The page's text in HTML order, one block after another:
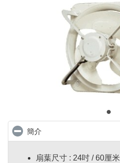
簡介
扇葉尺寸 : 24吋 / 60厘米